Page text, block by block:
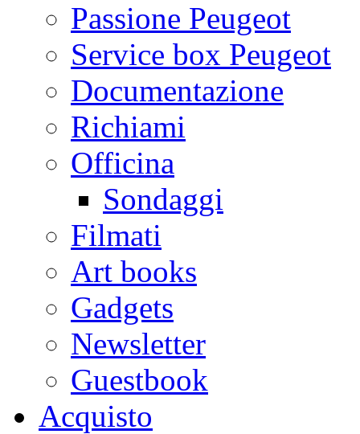
Passione Peugeot
Service box Peugeot
Documentazione
Richiami
Officina
Sondaggi
Filmati
Art books
Gadgets
Newsletter
Guestbook
Acquisto